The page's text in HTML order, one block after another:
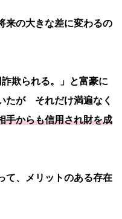
来の大きな差に変わるの
欺られる。」と富豪に
たが それだけ満遍なく
手からも信用され財を成
て、メリットのある存在